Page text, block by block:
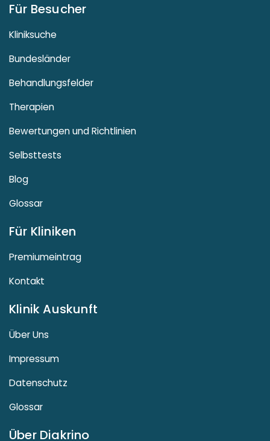
Für Besucher
Kliniksuche
Bundesländer
Behandlungsfelder
Therapien
Bewertungen und Richtlinien
Selbsttests
Blog
Glossar
Für Kliniken
Premiumeintrag
Kontakt
Klinik Auskunft
Über Uns
Impressum
Datenschutz
Glossar
Über Diakrino